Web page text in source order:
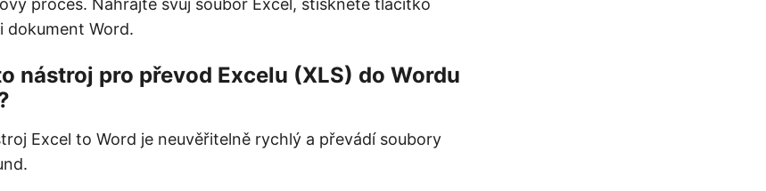
dokument Word.
nástroj pro převod Excelu (XLS) do Wordu
Excel to Word je neuvěřitelně rychlý a převádí soubory